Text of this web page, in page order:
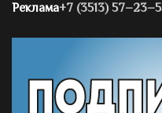
Реклама+7 (3513)